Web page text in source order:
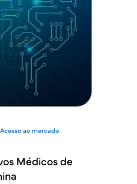
Acesso ao mercado
Médicos de